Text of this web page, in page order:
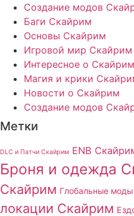
Создание модов
Баги Скайрим
Основы Скайрим
Игровой мир Скайрим
Интересное о Скайрим
Магия и крики
Новости о Скайрим
Создание модов
Метки
DLC и Патчи Скайрим ENB
Броня и одежда
Скайрим Глобальные
локации Скайрим